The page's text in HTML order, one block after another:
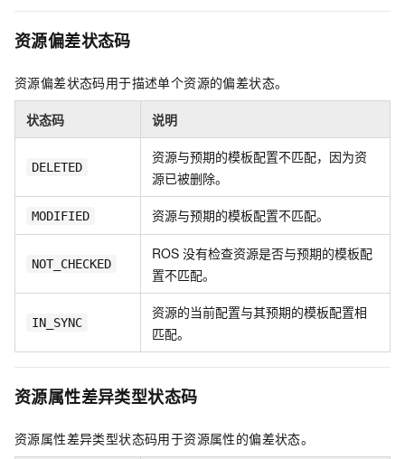
资源偏差状态码
资源偏差状态码用于描述单个资源的偏差状态。
状态码 说明
DELETED
资源与预期的模板配置不匹配，因为资
源已被删除。
MODIFIED 资源与预期的模板配置不匹配。
NOT_CHECKED
ROS 没有检查资源是否与预期的模板配
置不匹配。
IN_SYNC
资源的当前配置与其预期的模板配置相
匹配。
资源属性差异类型状态码
资源属性差异类型状态码用于资源属性的偏差状态。